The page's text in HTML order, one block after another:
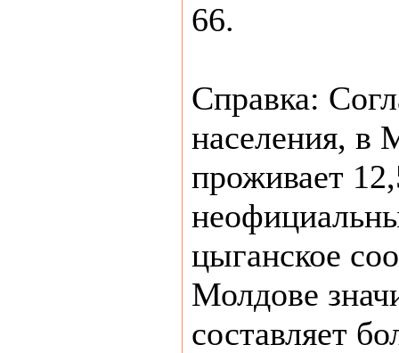
66.
Справка:
населения, в
проживает
цыганское
Молдове
составляет